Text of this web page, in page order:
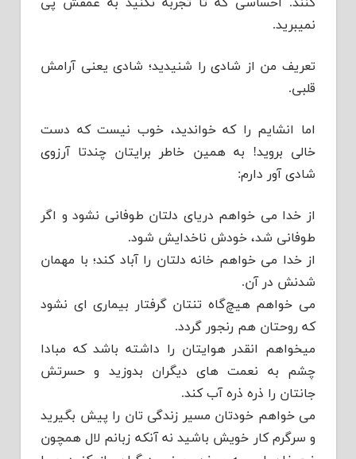
نمیبرید.
تعریف من از شادی را شنیدید؛ شادی یعنی آرامش
قلبی.
اما انشایم را که خواندید، خوب نیست که دست
خالی بروید! به همین خاطر برایتان چندتا آرزوی
شادی آور دارم:
از خدا می خواهم دریای دلتان طوفانی نشود و اگر
طوفانی شد، خودش ناخدایش شود.
از خدا می خواهم خانه دلتان را آباد کند؛ با مهمان
شدنش در آن.
می خواهم هیچ‌گاه تنتان گرفتار بیماری ای نشود
که روحتان هم رنجور گردد.
میخواهم انقدر هوایتان را داشته باشد که مبادا
چشم به نعمت های دیگران بدوزید و حسرتش
جانتان را ذره ذره آب کند.
می خواهم خودتان مسیر زندگی تان را پیش بگیرید
و سرگرم کار خویش باشید نه آنکه زبانم لال همچون